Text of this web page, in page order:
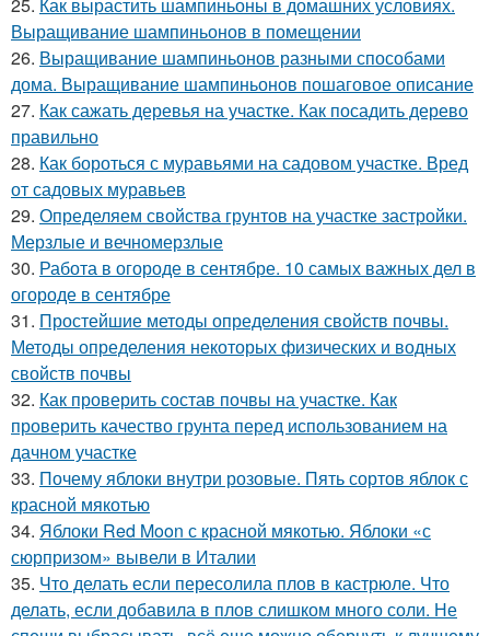
25. Как вырастить шампиньоны в домашних условиях.
Выращивание шампиньонов в помещении
26. Выращивание шампиньонов разными способами
дома. Выращивание шампиньонов пошаговое описание
27. Как сажать деревья на участке. Как посадить дерево
правильно
28. Как бороться с муравьями на садовом участке. Вред
от садовых муравьев
29. Определяем свойства грунтов на участке застройки.
Мерзлые и вечномерзлые
30. Работа в огороде в сентябре. 10 самых важных дел в
огороде в сентябре
31. Простейшие методы определения свойств почвы.
Методы определения некоторых физических и водных
свойств почвы
32. Как проверить состав почвы на участке. Как
проверить качество грунта перед использованием на
дачном участке
33. Почему яблоки внутри розовые. Пять сортов яблок с
красной мякотью
34. Яблоки Red Moon с красной мякотью. Яблоки «с
сюрпризом» вывели в Италии
35. Что делать если пересолила плов в кастрюле. Что
делать, если добавила в плов слишком много соли. Не